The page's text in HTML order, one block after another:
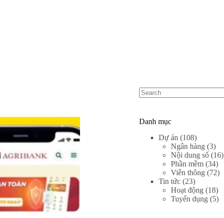
Danh mục
Dự án (108)
Ngân hàng (3)
Nội dung số (16)
Phần mềm (34)
Viễn thông (72)
Tin tức (23)
Hoạt động (18)
Tuyển dụng (5)